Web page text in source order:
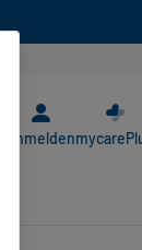
Anmelden